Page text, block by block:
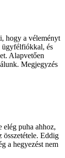
hogy a véleményt
ügyfélfiókkal, és
Alapvetően
Megjegyzés
elég puha ahhoz,
összetétele. Eddig
a hegyezést nem